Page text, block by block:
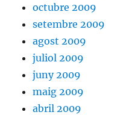
octubre 2009
setembre 2009
agost 2009
juliol 2009
juny 2009
maig 2009
abril 2009